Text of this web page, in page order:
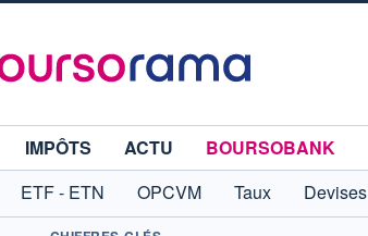
IMPÔTS ACTU
BOURSOBANK
ETF - ETN OPCVM Taux Devises